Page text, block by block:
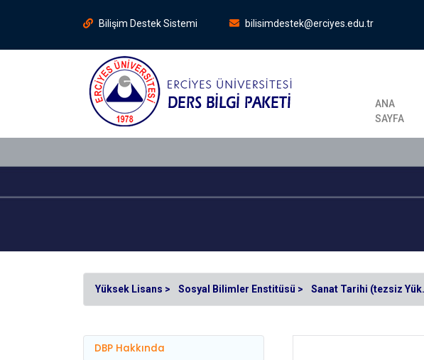
Bilişim Destek Sistemi bilisimdestek@erciyes.edu.tr
ANA
SAYFA
Yüksek Lisans > Sosyal Bilimler Enstitüsü > Sanat Tarihi (tezsiz
DBP Hakkında